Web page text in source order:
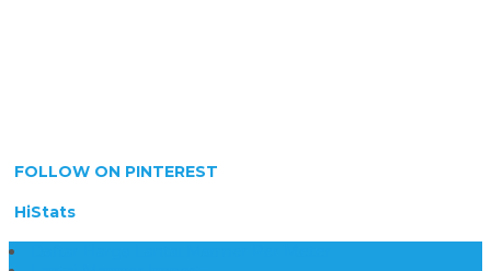
FOLLOW ON PINTEREST
HiStats